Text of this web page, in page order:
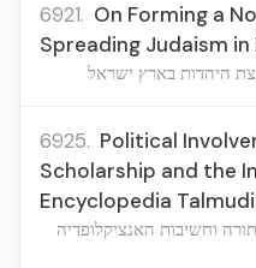
6921. On Forming a
Spreading Judaism in
היהדות בארץ ישראל
6925. Political
Scholarship and the
Encyclopedia
וחשיבות האנציקלופדיה